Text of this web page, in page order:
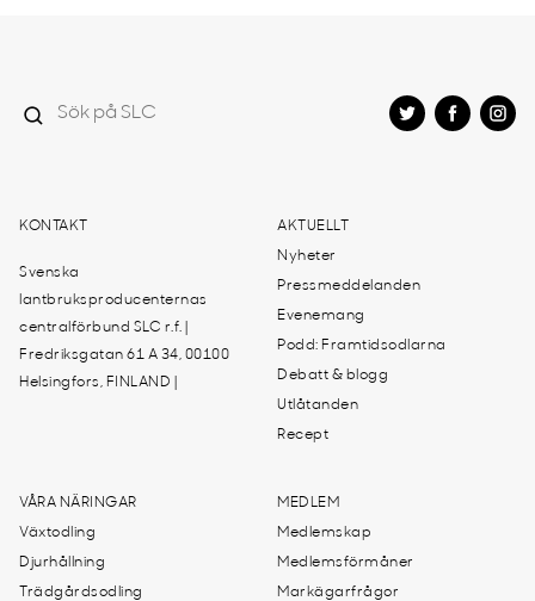
KONTAKT
Svenska
lantbruksproducenternas
centralförbund SLC r.f. |
Fredriksgatan 61 A 34, 00100
Helsingfors, FINLAND |
AKTUELLT
Nyheter
Pressmeddelanden
Evenemang
Podd: Framtidsodlarna
Debatt & blogg
Utlåtanden
Recept
VÅRA NÄRINGAR
Växtodling
Djurhållning
Trädgårdsodling
MEDLEM
Medlemskap
Medlemsförmåner
Markägarfrågor